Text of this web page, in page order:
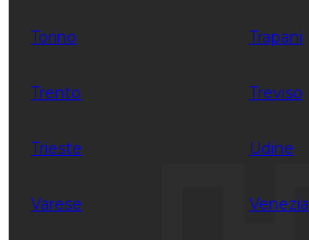
Torino Trapani
Trento Treviso
Trieste Udine
Varese Venezia